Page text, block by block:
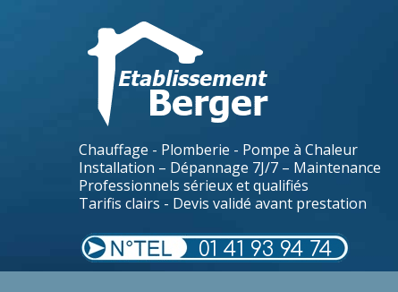
Chauffage - Plomberie - Pompe à Chaleur
Installation – Dépannage 7J/7 – Maintenance
Professionnels sérieux et qualifiés
Tarifis clairs - Devis validé avant prestation
01 41 93 94 74